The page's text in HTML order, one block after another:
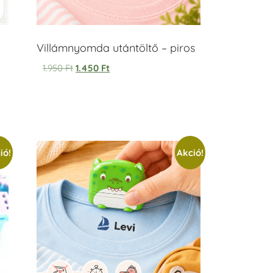
Villámnyomda utántöltő – piros
1.950Ft 1.450 Ft
Akció!